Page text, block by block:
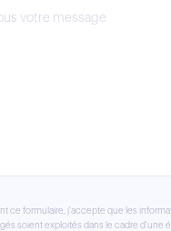
ce formulaire, j'accepte que les
soient exploités dans le cadre d'une